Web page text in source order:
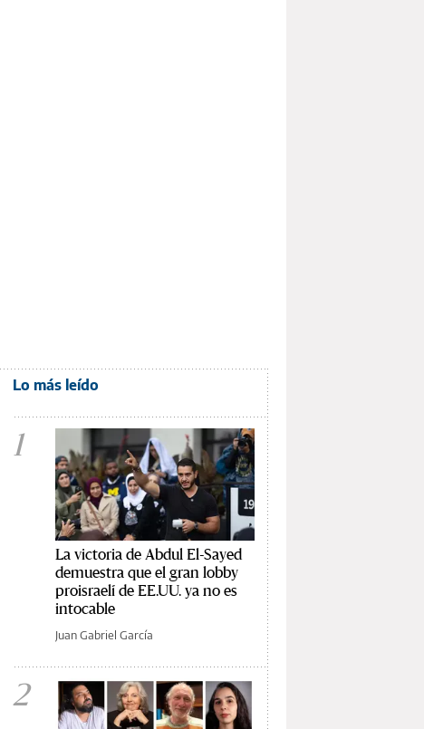
Lo más leído
1
La victoria de Abdul El-Sayed
demuestra que el gran lobby
proisraelí de EE.UU. ya no es
intocable
Juan Gabriel García
2